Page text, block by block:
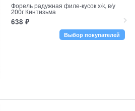
Форель радужная филе-кусок х/к, в/у
200г Кинтизьма
638 ₽
Выбор покупателей